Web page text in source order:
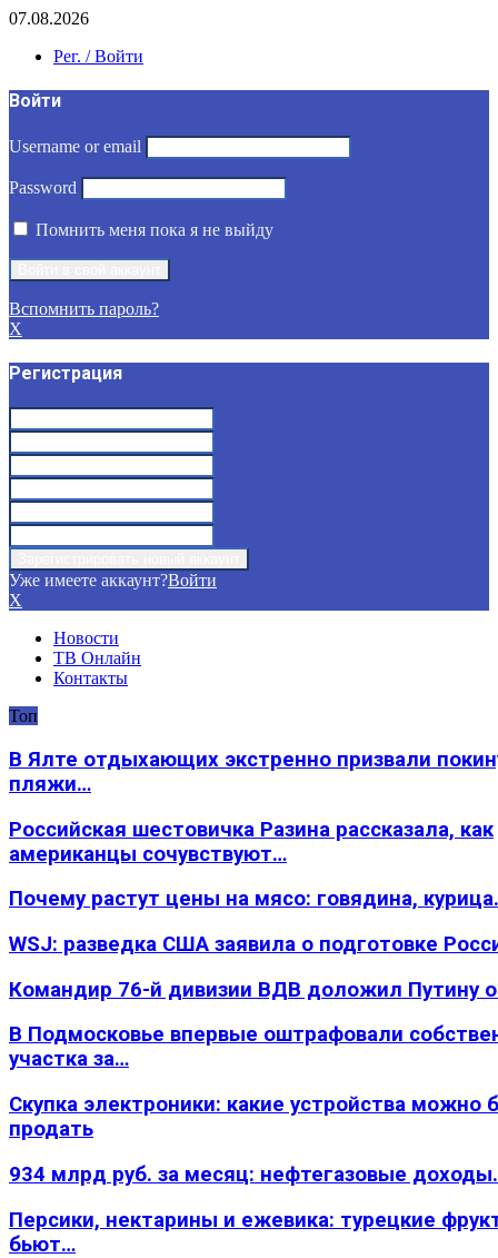
07.08.2026
Рег. / Войти
Войти
Username or email
Password
Помнить меня пока я не выйду
Вспомнить пароль?
X
Регистрация
Уже имеете аккаунт?Войти
X
Новости
ТВ Онлайн
Контакты
Топ
В Ялте отдыхающих экстренно призвали
пляжи…
Российская шестовичка Разина рассказала, как
американцы сочувствуют…
Почему растут цены на мясо: говядина,
WSJ: разведка США заявила о подготовке
Командир 76-й дивизии ВДВ доложил Путину
В Подмосковье впервые оштрафовали
участка за…
Скупка электроники: какие устройства можно
продать
934 млрд руб. за месяц: нефтегазовые
Персики, нектарины и ежевика: турецкие
бьют…